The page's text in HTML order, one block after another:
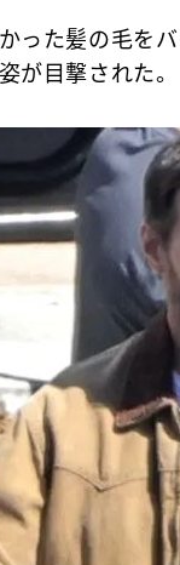
った髪の毛を
が目撃された。